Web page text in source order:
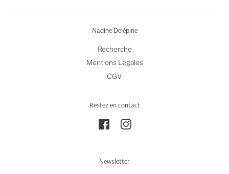
Nadine Delépine
Recherche
Mentions Légales
CGV
Restez en contact
FacebookInstagram
Newsletter